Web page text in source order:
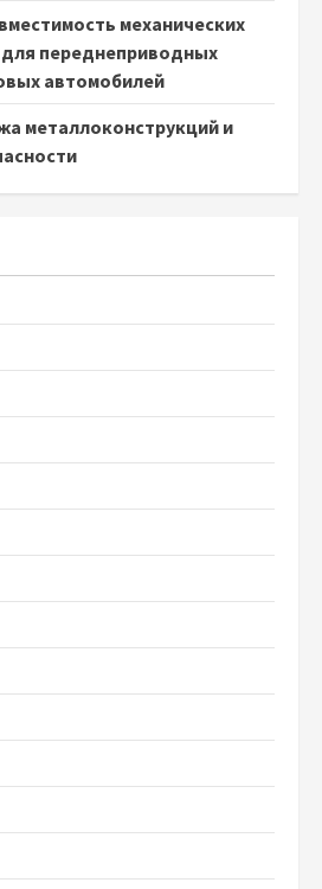
механических
переднеприводных
автомобилей
металлоконструкций и